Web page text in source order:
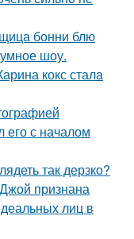
бонни блю
шоу.
кокс стала
его с началом
так дерзко?
признана
лиц в